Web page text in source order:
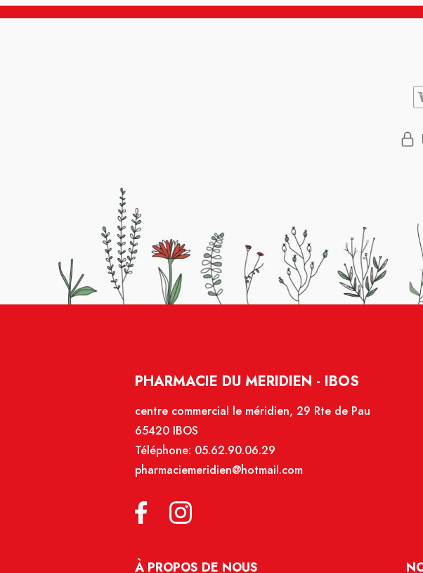
PHARMACIE DU MERIDIEN - IBOS
centre commercial le méridien, 29 Rte de Pau
65420 IBOS
Téléphone: 05.62.90.06.29
pharmaciemeridien@hotmail.com
À PROPOS DE NOUS